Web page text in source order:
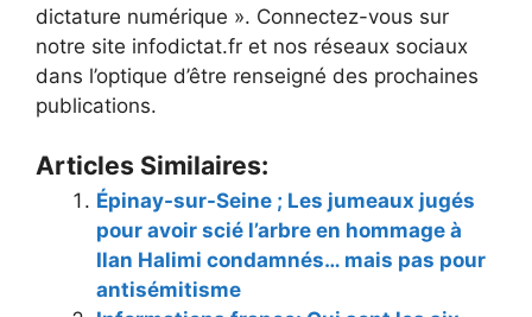
dictature numérique ». Connectez-vous sur
notre site infodictat.fr et nos réseaux sociaux
dans l’optique d’être renseigné des prochaines
publications.
Articles Similaires:
Épinay-sur-Seine ; Les jumeaux jugés
pour avoir scié l’arbre en hommage à
Ilan Halimi condamnés… mais pas pour
antisémitisme